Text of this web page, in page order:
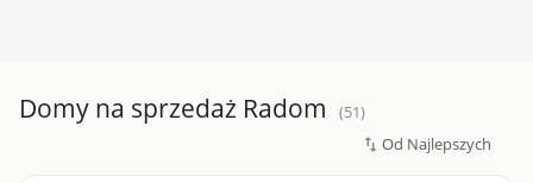
Domy na sprzedaż Radom (51)